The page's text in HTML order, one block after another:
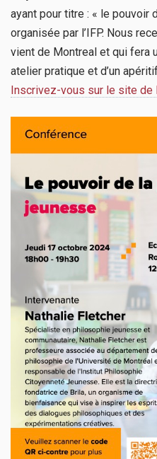
ayant pour titre : « le pouvoir
organisée par l’IFP. Nous
vient de Montreal et qui fera
atelier pratique et d’un
Inscrivez-vous sur le site de